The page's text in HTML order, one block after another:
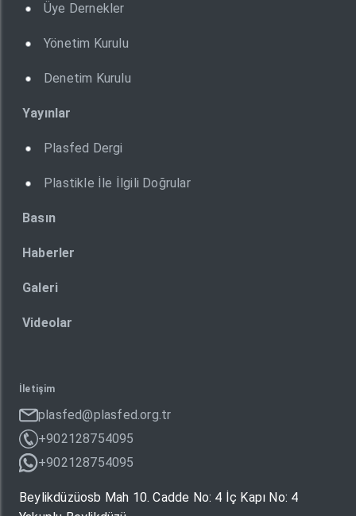
Üye Dernekler
Yönetim Kurulu
Denetim Kurulu
Yayınlar
Plasfed Dergi
Plastikle İle İlgili Doğrular
Basın
Haberler
Galeri
Videolar
İletişim
plasfed@plasfed.org.tr
+902128754095
+902128754095
Beylikdüzüosb Mah 10. Cadde No: 4 İç Kapı No: 4